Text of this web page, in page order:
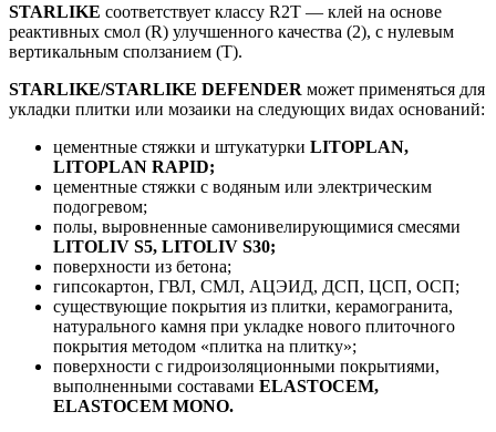
STARLIKE соответствует классу R2T — клей на основе
реактивных смол (R) улучшенного качества (2), с нулевым
вертикальным сползанием (T).
STARLIKE/STARLIKE DEFENDER может применяться для
укладки плитки или мозаики на следующих видах оснований:
цементные стяжки и штукатурки LITOPLAN,
LITOPLAN RAPID;
цементные стяжки с водяным или электрическим
подогревом;
полы, выровненные самонивелирующимися смесями
LITOLIV S5, LITOLIV S30;
поверхности из бетона;
гипсокартон, ГВЛ, СМЛ, АЦЭИД, ДСП, ЦСП, ОСП;
существующие покрытия из плитки, керамогранита,
натурального камня при укладке нового плиточного
покрытия методом «плитка на плитку»;
поверхности с гидроизоляционными покрытиями,
выполненными составами ELASTOCEM,
ELASTOCEM MONO.